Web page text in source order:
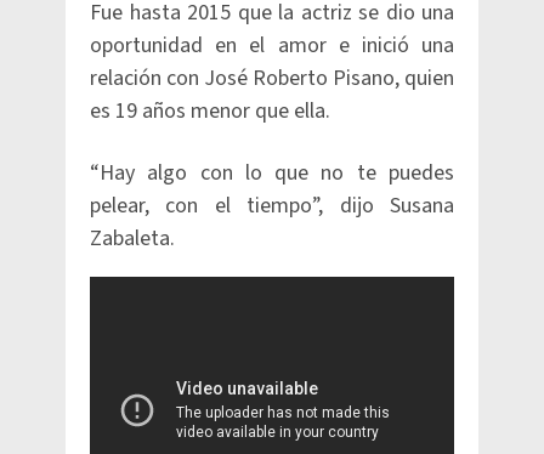
Fue hasta 2015 que la actriz se dio una
oportunidad en el amor e inició una
relación con José Roberto Pisano, quien
es 19 años menor que ella.
“Hay algo con lo que no te puedes
pelear, con el tiempo”, dijo Susana
Zabaleta.